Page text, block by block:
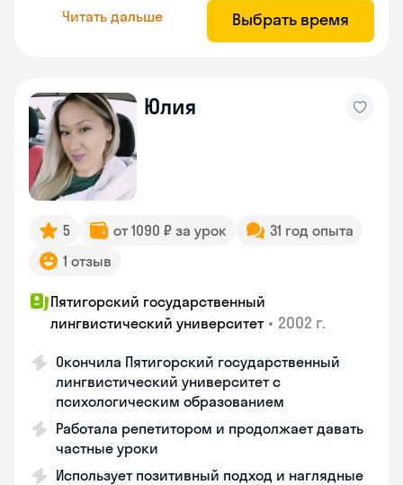
Читать дальше Выбрать время
Юлия
5 от 1090 ₽ за урок
31 год опыта
1 отзыв
Пятигорский государственный
лингвистический университет • 2002 г.
Окончила Пятигорский государственный
лингвистический университет с
психологическим образованием
Работала репетитором и продолжает давать
частные уроки
Использует позитивный подход и наглядные